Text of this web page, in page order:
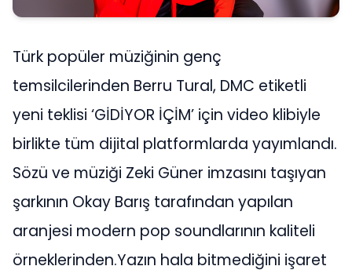
Türk popüler müziğinin genç
temsilcilerinden Berru Tural, DMC etiketli
yeni teklisi ‘GİDİYOR İÇİM’ için video klibiyle
birlikte tüm dijital platformlarda yayımlandı.
Sözü ve müziği Zeki Güner imzasını taşıyan
şarkının Okay Barış tarafından yapılan
aranjesi modern pop soundlarının kaliteli
örneklerinden.Yazın hala bitmediğini işaret